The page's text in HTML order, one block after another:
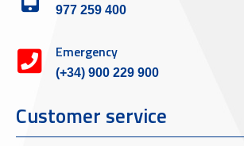
977 259 400
Emergency
(+34) 900 229 900
Customer service